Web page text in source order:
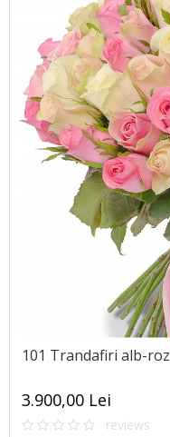
101 Trandafiri alb-roz
3.900,00 Lei
reviews